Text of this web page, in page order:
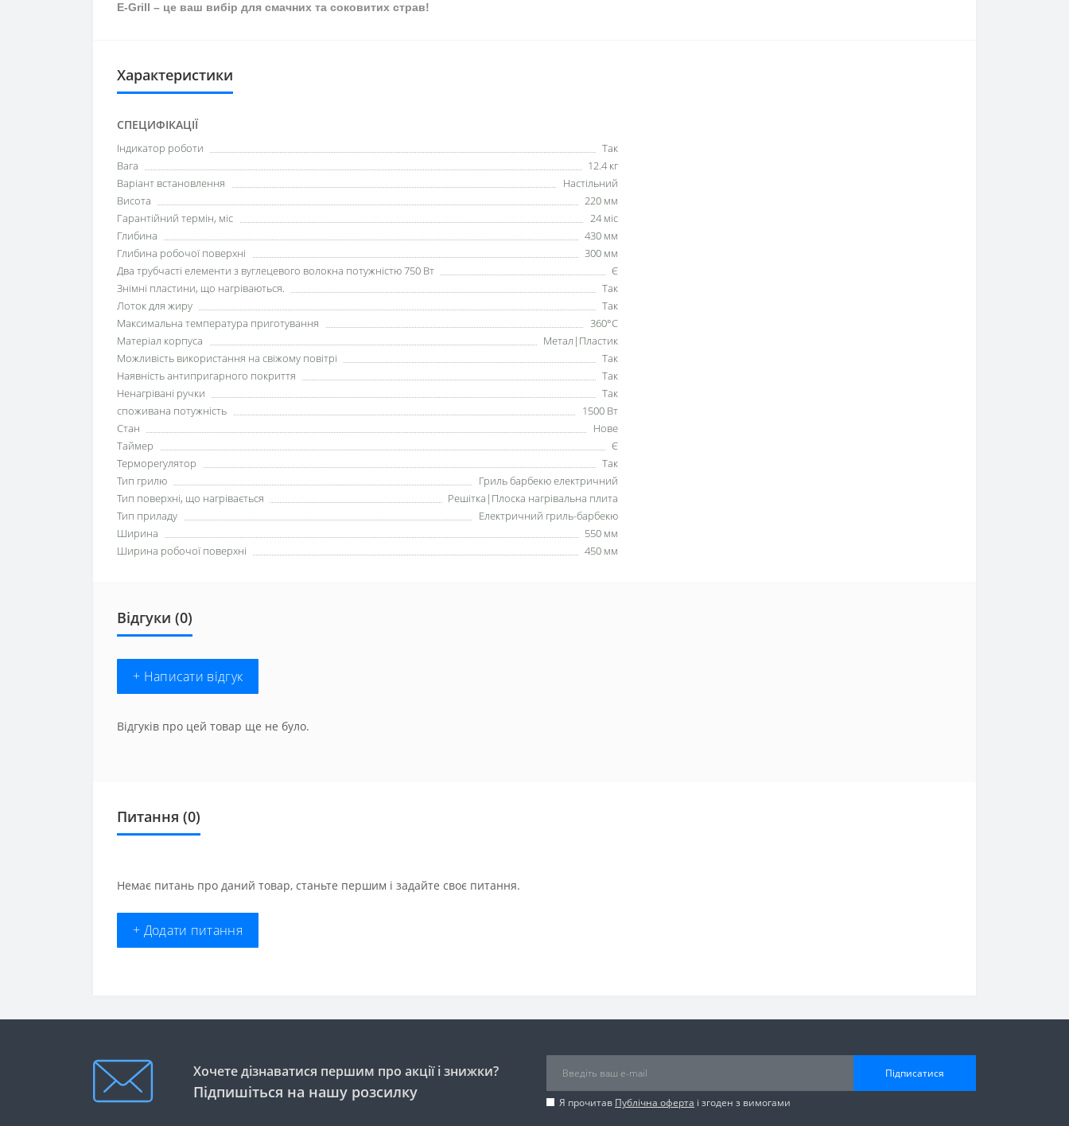
E-Grill – це ваш вибір для смачних та соковитих страв!
Характеристики
СПЕЦИФІКАЦІЇ
Індикатор роботи
Так
Вага
12.4 кг
Варіант встановлення
Настільний
Висота
220 мм
Гарантійний термін, міс
24 міс
Глибина
430 мм
Глибина робочої поверхні
300 мм
Два трубчасті елементи з вуглецевого волокна потужністю 750 Вт
Є
Знімні пластини, що нагріваються.
Так
Лоток для жиру
Так
Максимальна температура приготування
360°C
Матеріал корпуса
Метал|Пластик
Можливість використання на свіжому повітрі
Так
Наявність антипригарного покриття
Так
Ненагрівані ручки
Так
споживана потужність
1500 Вт
Стан
Нове
Таймер
Є
Терморегулятор
Так
Тип грилю
Гриль барбекю електричний
Тип поверхні, що нагрівається
Решітка|Плоска нагрівальна плита
Тип приладу
Електричний гриль-барбекю
Ширина
550 мм
Ширина робочої поверхні
450 мм
Відгуки (0)
+ Написати відгук
Відгуків про цей товар ще не було.
Питання (0)
Немає питань про даний товар, станьте першим і задайте своє питання.
+ Додати питання
Хочете дізнаватися першим про акції і знижки?
Підпишіться на нашу розсилку
Підписатися
Я прочитав Публічна оферта і згоден з вимогами